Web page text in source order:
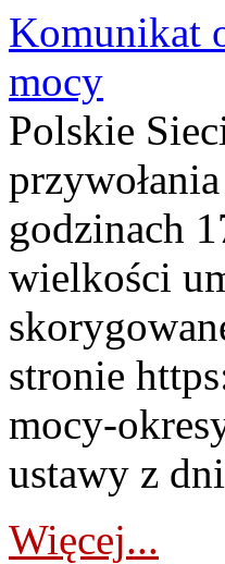
Komunikat
mocy
Polskie
godzinach
wielkości
stronie
mocy-
ustawy z
Więcej...